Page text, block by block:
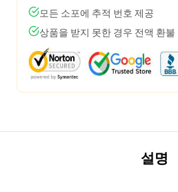
모든 소포에 추적 번호 제공
상품을 받지 못한 경우 전액 환불
설명